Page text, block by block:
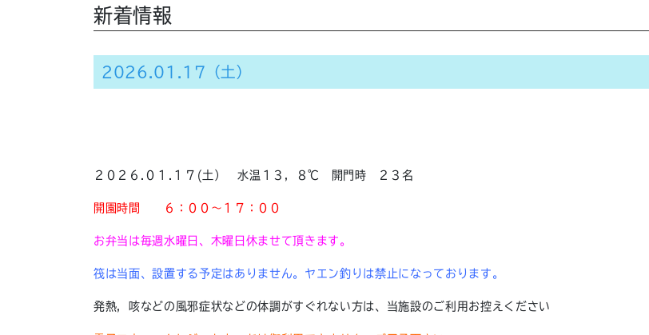
新着情報
2026.01.17（土）
２０２６.０１.１７(土） 水温１３，８℃ 開門時 ２３名
開園時間 ６：００～１７：００
お弁当は毎週水曜日、木曜日休ませて頂きます。
筏は当面、設置する予定はありません。ヤエン釣りは禁止になっております。
発熱，咳などの風邪症状などの体調がすぐれない方は、当施設のご利用お控えください